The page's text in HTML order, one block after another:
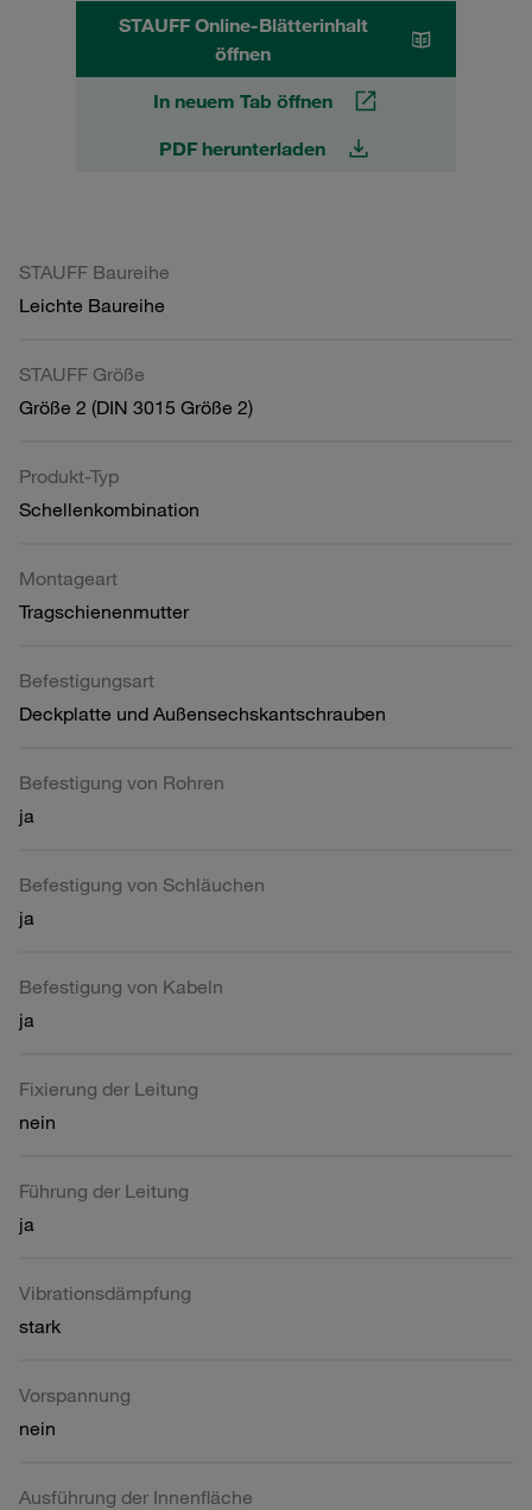
STAUFF Online-Blätterinhalt
öffnen
In neuem Tab öffnen
PDF herunterladen
STAUFF Baureihe
Leichte Baureihe
STAUFF Größe
Größe 2 (DIN 3015 Größe 2)
Produkt-Typ
Schellenkombination
Montageart
Tragschienenmutter
Befestigungsart
Deckplatte und Außensechskantschrauben
Befestigung von Rohren
ja
Befestigung von Schläuchen
ja
Befestigung von Kabeln
ja
Fixierung der Leitung
nein
Führung der Leitung
ja
Vibrationsdämpfung
stark
Vorspannung
nein
Ausführung der Innenfläche